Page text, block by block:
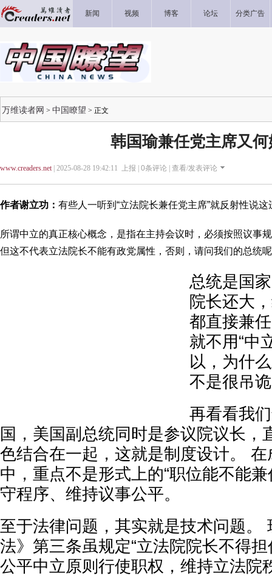
新闻 视频 博客 论坛 分类广告
万维读者网 > 中国瞭望 > 正文
韩国瑜兼任党主席又何
www.creaders.net| 2025-08-28 19:42:11 上报 | 0条评论 | 查看/发表评论
作者谢立功： 有些人一听到“立法院长兼任党主席”就反射性说
所谓中立的真正核心概念，是指在主持会议时，必须按照议事
但这不代表立法院长不能有政党属性，否则，请问我们的总统
总统是国
院长还大
都直接兼
就不用“中
以，为什
不是很吊
再看看我
国，美国副总统同时是参议院议长，
色结合在一起，这就是制度设计。
中，重点不是形式上的“职位能不能
守程序、维持议事公平。
至于法律问题，其实就是技术问题。
法》第三条虽规定“立法院院长不得
公平中立原则行使职权，维持立法院